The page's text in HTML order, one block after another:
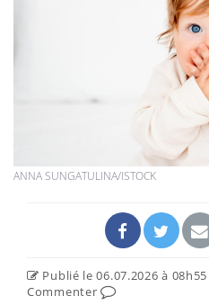
ANNA SUNGATULINA/ISTOCK
Publié le 06.07.2026 à 08h55
Commenter